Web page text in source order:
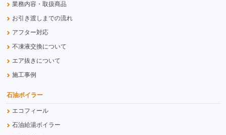
業務内容・取扱商品
お引き渡しまでの流れ
アフター対応
不凍液交換について
エア抜きについて
施工事例
石油ボイラー
エコフィール
石油給湯ボイラー